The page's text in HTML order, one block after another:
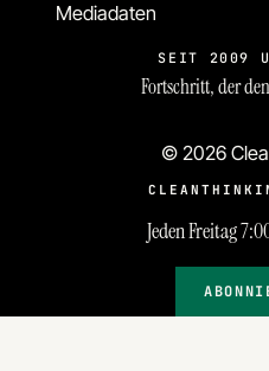
Mediadaten
SEIT 2009
Fortschritt, der
© 2026
Jeden Freitag